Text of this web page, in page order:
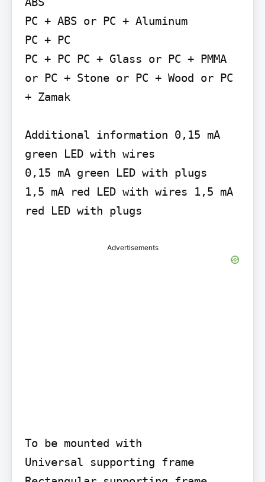
PC + ABS or PC + Aluminum
PC + PC
PC + PC PC + Glass or PC + PMMA
or PC + Stone or PC + Wood or PC
+ Zamak
Additional information 0,15 mA
green LED with wires
0,15 mA green LED with plugs
1,5 mA red LED with wires 1,5 mA
red LED with plugs
Advertisements
To be mounted with
Universal supporting frame